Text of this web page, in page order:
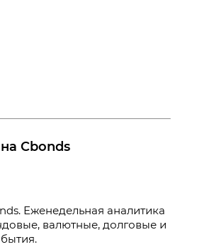
Cbonds
Еженедельная аналитика
валютные, долговые и